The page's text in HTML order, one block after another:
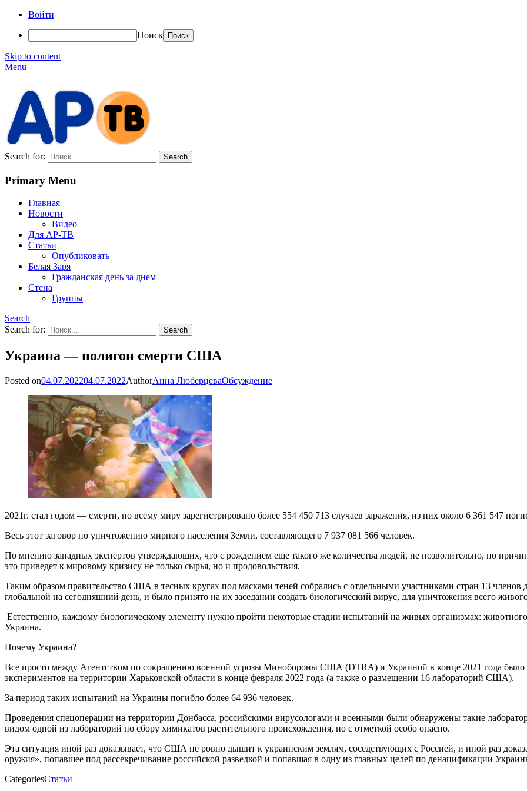
Войти
Поиск
Skip to content
Menu
Search for:
Primary Menu
Главная
Новости
Видео
Для АР-ТВ
Статьи
Опубликовать
Белая Заря
Гражданская день за днем
Стена
Группы
Search
Search for:
Украина — полигон смерти США
Posted on04.07.202204.07.2022AuthorАнна ЛюберцеваОбсуждение
2021г. стал годом — смерти, по всему миру зарегистрировано более 554 450 713 случаев заражения, из них около 6 361 547
Весь этот заговор по уничтожению мирного населения Земли, составляющего 7 937 081 566 человек.
По мнению западных экспертов утверждающих, что с рождением еще такого же количества людей, не позволительно, по
это приведет к мировому кризису не только сырья, но и продовольствия.
Таким образом правительство США в тесных кругах под масками теней собрались с отдельными участниками стран 13
глобальной на сегодняшний день, и было принято на их заседании создать биологический вирус, для уничтожения всего
Естественно, каждому биологическому элементу нужно пройти некоторые стадии испытаний на живых организмах:
Украина.
Почему Украина?
Все просто между Агентством по сокращению военной угрозы Минобороны США (DTRA) и Украиной в конце 2021 года было
экспериментов на территории Харьковской области в конце февраля 2022 года (а также о размещении 16 лабораторий США).
За период таких испытаний на Украины погибло более 64 936 человек.
Проведения спецоперации на территории Донбасса, российскими вирусологами и военными были обнаружены такие
видом одной из лабораторий по сбору химикатов растительного происхождения, но с отметкой особо опасно.
Эта ситуация иной раз доказывает, что США не ровно дышит к украинским землям, соседствующих с Россией, и иной раз
оружия», попавшее под рассекречивание российской разведкой и попавшая в одну из главных целей по денацификации
CategoriesСтатьи